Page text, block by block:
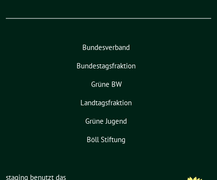
Bundesverband
Bundestagsfraktion
Grüne BW
Landtagsfraktion
Grüne Jugend
Böll Stiftung
staging benutzt das